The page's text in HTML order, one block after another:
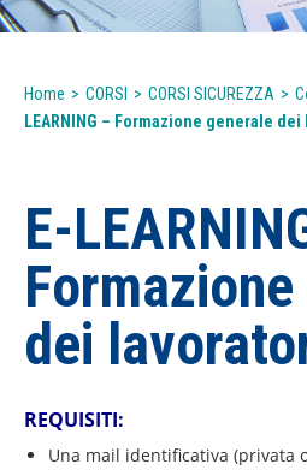
Home > CORSI > CORSI SICUREZZA >
LEARNING – Formazione generale
E-
dei
REQUISITI:
Una mail identificativa (privata